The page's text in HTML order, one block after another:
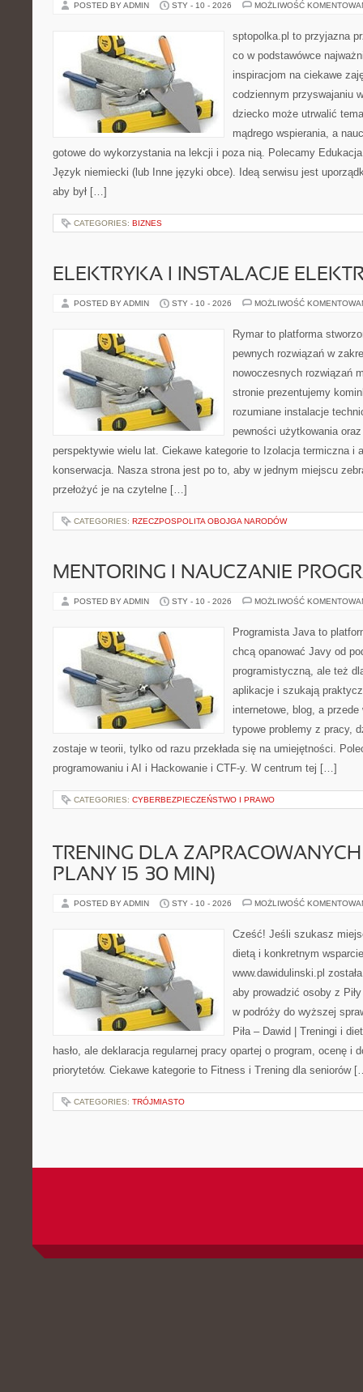
POSTED BY ADMIN STY - 10 - 2026 MOŻLIWOŚĆ
sptopolka.pl to przyjazna
co w podstawówce
inspiracjom na ciekawe
codziennym przyswajaniu
dziecko może utrwalić
mądrego wspierania, a
gotowe do wykorzystania na lekcji i poza nią. Polecamy
Język niemiecki (lub Inne języki obce). Ideą serwisu jest
aby był […]
CATEGORIES: BIZNES
ELEKTRYKA I INSTALACJE
POSTED BY ADMIN STY - 10 - 2026 MOŻLIWOŚĆ
Rymar to platforma
pewnych rozwiązań w
nowoczesnych rozwiązań
stronie prezentujemy
rozumiane instalacje
pewności użytkowania
perspektywie wielu lat. Ciekawe kategorie to Izolacja termiczna i
konserwacja. Nasza strona jest po to, aby w jednym miejscu
przełożyć je na czytelne […]
CATEGORIES: RZECZPOSPOLITA OBOJGA NARODÓW
MENTORING I NAUCZANIE
POSTED BY ADMIN STY - 10 - 2026 MOŻLIWOŚĆ
Programista Java to
chcą opanować Javy od
programistyczną, ale też
aplikacje i szukają
internetowe, blog, a
typowe problemy z pracy,
zostaje w teorii, tylko od razu przekłada się na umiejętności.
programowaniu i AI i Hackowanie i CTF-y. W centrum tej […]
CATEGORIES: CYBERBEZPIECZEŃSTWO I PRAWO
TRENING DLA
PLANY 15–30 MIN)
POSTED BY ADMIN STY - 10 - 2026 MOŻLIWOŚĆ
Cześć! Jeśli szukasz
dietą i konkretnym
www.dawidulinski.pl
aby prowadzić osoby z
w podróży do wyższej
Piła – Dawid | Treningi i
hasło, ale deklaracja regularnej pracy opartej o program, ocenę i
priorytetów. Ciekawe kategorie to Fitness i Trening dla seniorów
CATEGORIES: TRÓJMIASTO